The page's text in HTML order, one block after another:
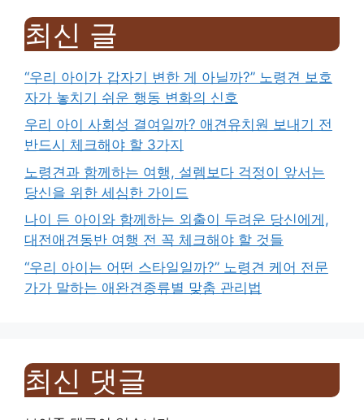
최신 글
“우리 아이가 갑자기 변한 게 아닐까?” 노령견 보호
자가 놓치기 쉬운 행동 변화의 신호
우리 아이 사회성 결여일까? 애견유치원 보내기 전
반드시 체크해야 할 3가지
노령견과 함께하는 여행, 설렘보다 걱정이 앞서는
당신을 위한 세심한 가이드
나이 든 아이와 함께하는 외출이 두려운 당신에게,
대전애견동반 여행 전 꼭 체크해야 할 것들
“우리 아이는 어떤 스타일일까?” 노령견 케어 전문
가가 말하는 애완견종류별 맞춤 관리법
최신 댓글